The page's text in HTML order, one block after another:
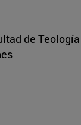
de Teología